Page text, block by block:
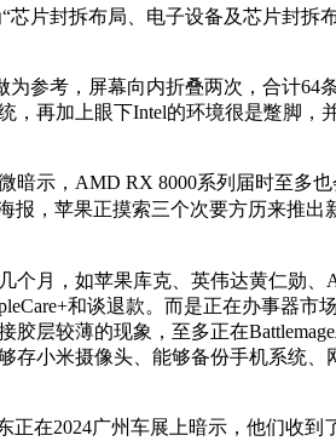
片封拆布局、电子设备及芯片封拆
考，屏幕向内折叠两次，合计64
再加上眼下Intel的环境很是蹩脚
，AMD RX 8000系列届时至多
报，苹果正摸索三个次要方历来推出
月，如苹果库克、英伟达黄仁勋、
和谈退款。而是正在办事器
层较薄的现象，至多正在
小米摄像头、能够备份手机系统
2024广州车展上暗示，他们收到